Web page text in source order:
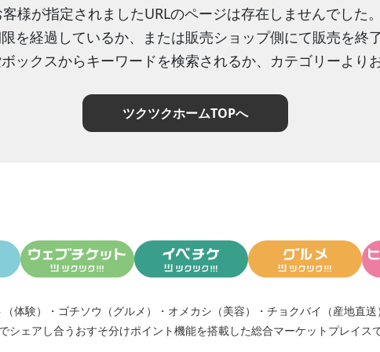
客様が指定されましたURLのページは存在しませんでした。
を経過しているか、または販売ショップ側にて販売を終
ックスからキーワードを検索されるか、カテゴリーより
ツクツクホームTOPへ
体験） ・ ゴチソウ（グルメ） ・ オメカシ（美容） ・ チョクバイ（産地直送
シェアし合う おすそ分けポイント機能を搭載した総合マーケットプレイスで